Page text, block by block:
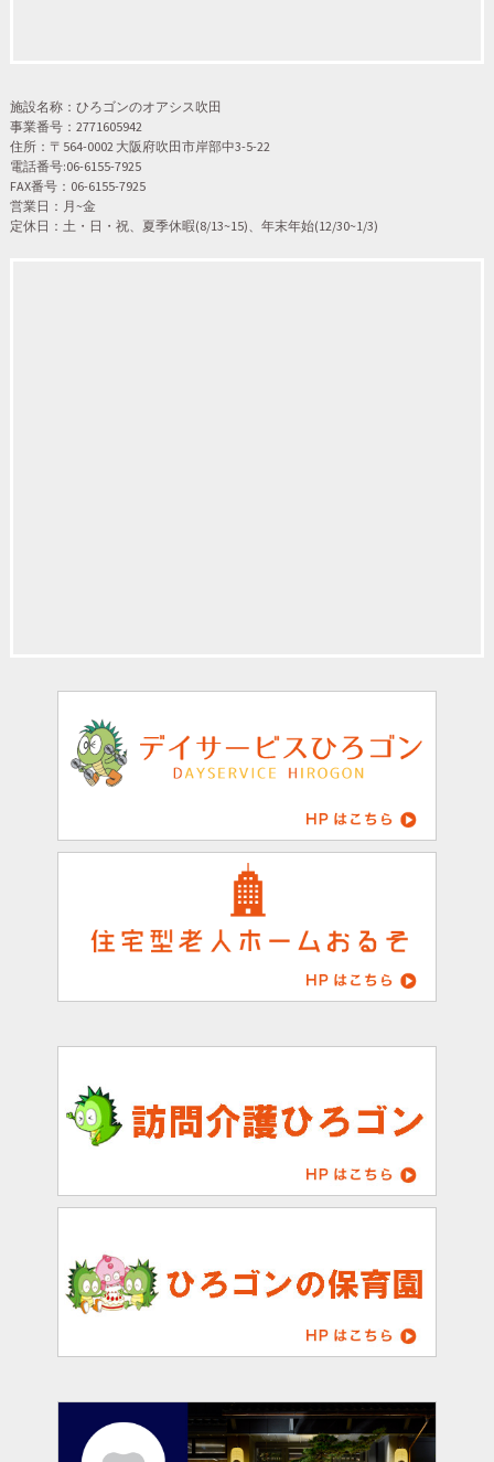
施設名称：ひろゴンのオアシス吹田
事業番号：2771605942
住所：〒564-0002 大阪府吹田市岸部中3-5-22
電話番号:06-6155-7925
FAX番号：06-6155-7925
営業日：月~金
定休日：土・日・祝、夏季休暇(8/13~15)、年末年始(12/30~1/3)